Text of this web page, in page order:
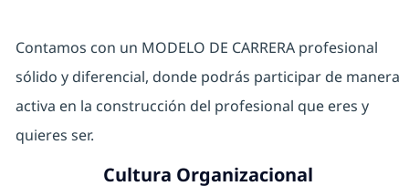
Contamos con un MODELO DE CARRERA profesional
sólido y diferencial, donde podrás participar de manera
activa en la construcción del profesional que eres y
quieres ser.
Cultura Organizacional